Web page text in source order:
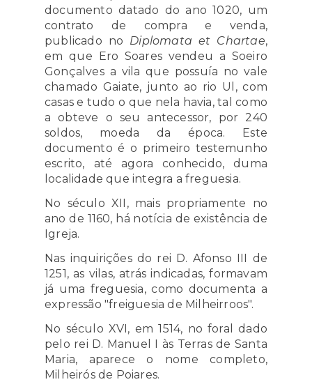
documento datado do ano 1020, um
contrato de compra e venda,
publicado no Diplomata et Chartae,
em que Ero Soares vendeu a Soeiro
Gonçalves a vila que possuía no vale
chamado Gaiate, junto ao rio Ul, com
casas e tudo o que nela havia, tal como
a obteve o seu antecessor, por 240
soldos, moeda da época. Este
documento é o primeiro testemunho
escrito, até agora conhecido, duma
localidade que integra a freguesia.
No século XII, mais propriamente no
ano de 1160, há notícia de existência de
Igreja.
Nas inquirições do rei D. Afonso III de
1251, as vilas, atrás indicadas, formavam
já uma freguesia, como documenta a
expressão "freiguesia de Milheirroos".
No século XVI, em 1514, no foral dado
pelo rei D. Manuel I às Terras de Santa
Maria, aparece o nome completo,
Milheirós de Poiares.